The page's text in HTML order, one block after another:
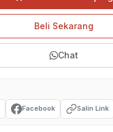
Beli Sekarang
Chat
Facebook Salin Link